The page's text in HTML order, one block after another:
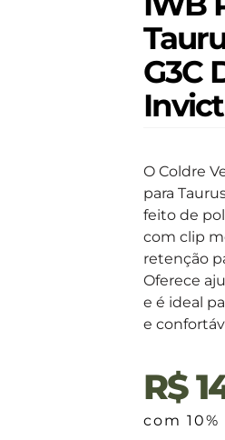
G3C
O Coldre
para
feito de
com clip
retenção
Oferece
e é ideal
e
R$
com